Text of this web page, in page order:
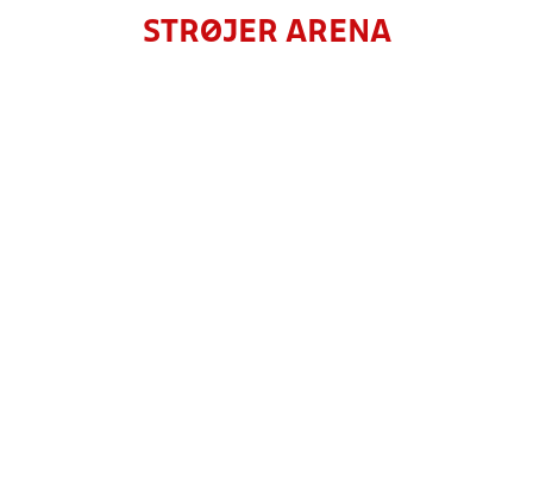
STRØJER ARENA